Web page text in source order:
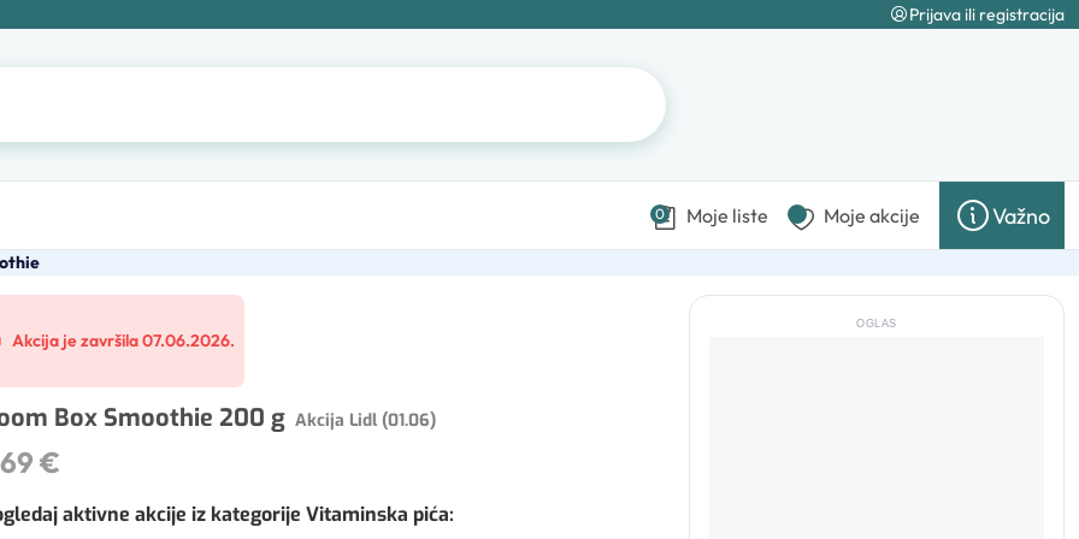
Prijava ili registracija
0 Moje liste Moje akcije Važno
Akcija je završila 07.06.2026.
Box Smoothie 200 g Akcija Lidl (01.06)
€
aktivne akcije iz kategorije Vitaminska pića:
OGLAS